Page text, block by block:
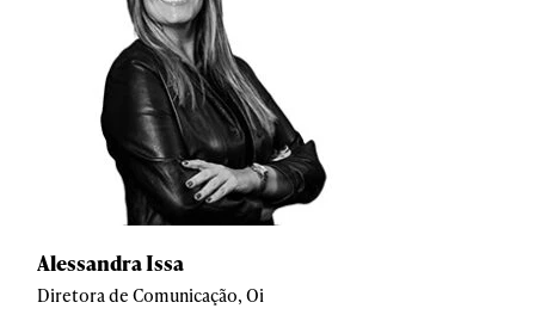
Alessandra Issa
Diretora de Comunicação, Oi